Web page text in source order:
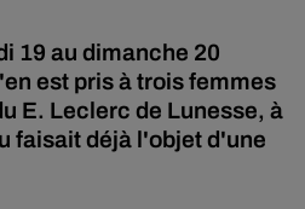
19 au dimanche 20
est pris à trois femmes
E. Leclerc de Lunesse, à
faisait déjà l'objet d'une